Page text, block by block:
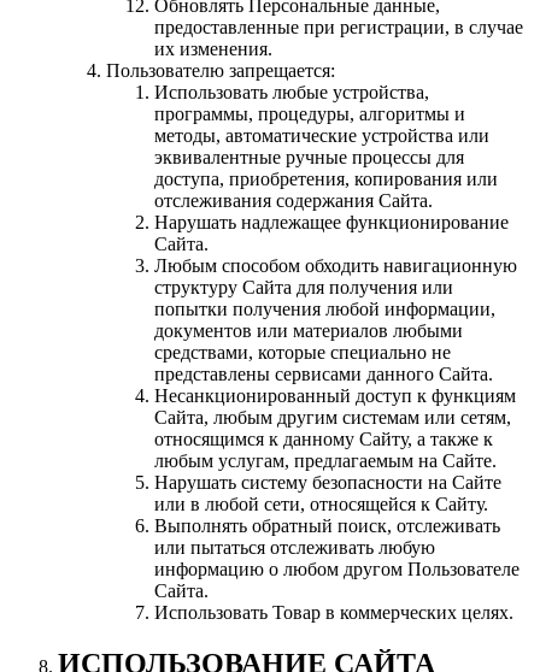
Обновлять Персональные данные,
предоставленные при регистрации, в случае
их изменения.
Пользователю запрещается:
Использовать любые устройства,
программы, процедуры, алгоритмы и
методы, автоматические устройства или
эквивалентные ручные процессы для
доступа, приобретения, копирования или
отслеживания содержания Сайта.
Нарушать надлежащее функционирование
Сайта.
Любым способом обходить навигационную
структуру Сайта для получения или
попытки получения любой информации,
документов или материалов любыми
средствами, которые специально не
представлены сервисами данного Сайта.
Несанкционированный доступ к функциям
Сайта, любым другим системам или сетям,
относящимся к данному Сайту, а также к
любым услугам, предлагаемым на Сайте.
Нарушать систему безопасности на Сайте
или в любой сети, относящейся к Сайту.
Выполнять обратный поиск, отслеживать
или пытаться отслеживать любую
информацию о любом другом Пользователе
Сайта.
Использовать Товар в коммерческих целях.
ИСПОЛЬЗОВАНИЕ САЙТА